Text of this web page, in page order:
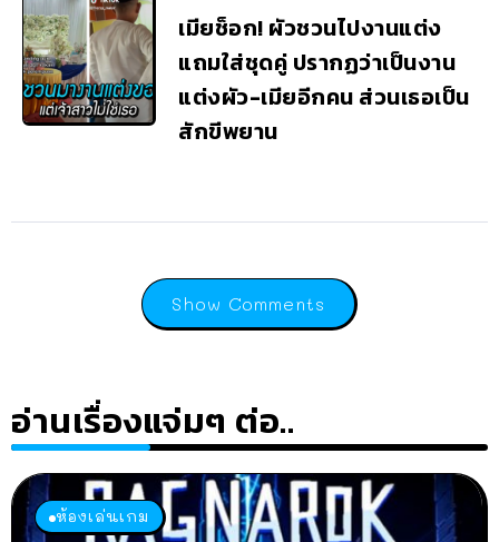
เมียช็อก! ผัวชวนไปงานแต่ง
แถมใส่ชุดคู่ ปรากฏว่าเป็นงาน
แต่งผัว-เมียอีกคน ส่วนเธอเป็น
สักขีพยาน
Show Comments
อ่านเรื่องแจ่มๆ ต่อ..
ห้องเล่นเกม